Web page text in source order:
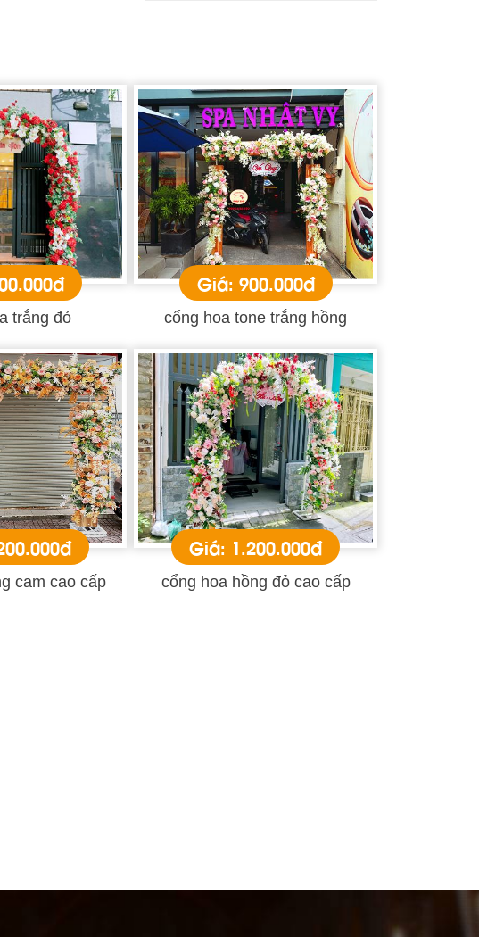
trắng đỏ
Giá: 900.000đ
cổng hoa tone trắng hồng
cam cao cấp
Giá: 1.200.000đ
cổng hoa hồng đỏ cao cấp